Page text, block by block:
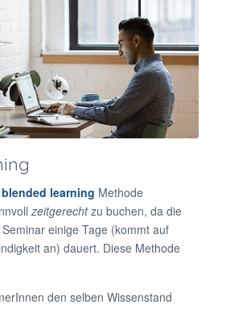
lernen leicht gemacht!
blended learning Methode
zeitgerechtzu buchen, da die
einige Tage (kommt auf
an) dauert. Diese Methode
den selben Wissenstand